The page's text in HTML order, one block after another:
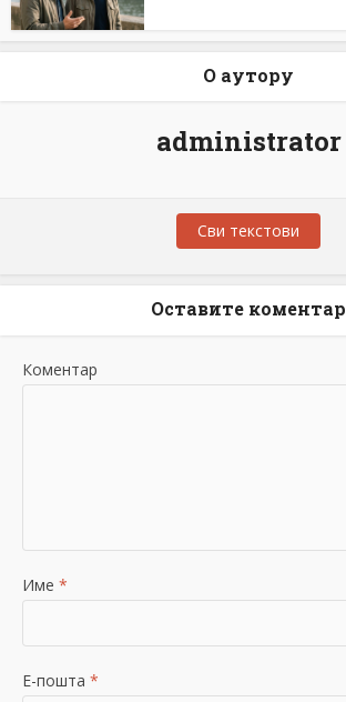
О аутору
administrator
Сви текстови
Оставите коментар
Коментар
Име *
Е-пошта *